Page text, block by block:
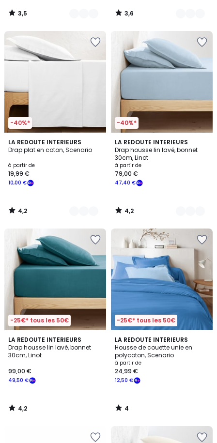
3,5
/
3,6
/
-40%*
LA REDOUTE INTERIEURS
Drap plat en coton, Scenario
à partir de
10,00 €
19,99 €
4,2
/ 5
20
Couleurs
4,2
/
-40%*
LA REDOUTE INTERIEURS
Drap housse lin lavé, bonnet
30cm, Linot
à partir de
47,40 €
79,00 €
4,2
/ 5
21
Couleurs
4,2
/
-25€* tous les 50€
LA REDOUTE INTERIEURS
Drap housse lin lavé, bonnet
30cm, Linot
49,50 €
99,00 €
4,2
/ 5
4,2
/
-25€* tous les 50€
LA REDOUTE INTERIEURS
Housse de couette unie en
polycoton, Scenario
à partir de
12,50 €
24,99 €
4
/
5
4
/